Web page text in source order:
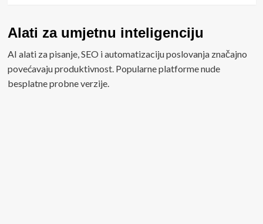
Alati za umjetnu inteligenciju
AI alati za pisanje, SEO i automatizaciju poslovanja značajno
povećavaju produktivnost. Popularne platforme nude
besplatne probne verzije.